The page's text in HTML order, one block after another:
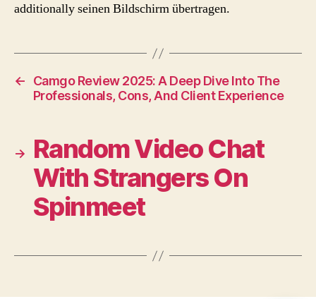
additionally seinen Bildschirm übertragen.
←
Camgo Review 2025: A Deep Dive Into The
Professionals, Cons, And Client Experience
→
Random Video Chat
With Strangers On
Spinmeet